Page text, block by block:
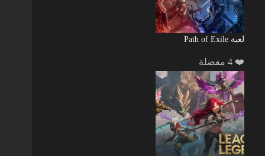
لعبة Path of Exile
❤️ 4 مفضلة